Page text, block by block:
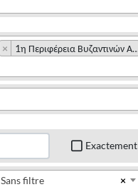
× 1η Περιφέρεια Βυζαντινών Αρχαιοτήτων
Exactement
×
Sans filtre